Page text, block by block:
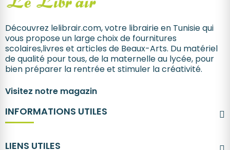
Découvrez lelibrair.com, votre librairie en Tunisie qui
vous propose un large choix de fournitures
scolaires,livres et articles de Beaux-Arts. Du matériel
de qualité pour tous, de la maternelle au lycée, pour
bien préparer la rentrée et stimuler la créativité.
Visitez notre magazin
INFORMATIONS UTILES
LIENS UTILES